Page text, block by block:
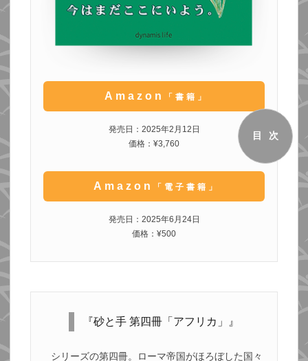
Amazon 「書籍」
発売日：2025年2月12日
価格：¥3,760
Amazon 「電子書籍」
発売日：2025年6月24日
価格：¥500
『砂と手 第四冊「アフリカ」』
シリーズの第四冊。ローマ帝国がほろぼした国々
目次